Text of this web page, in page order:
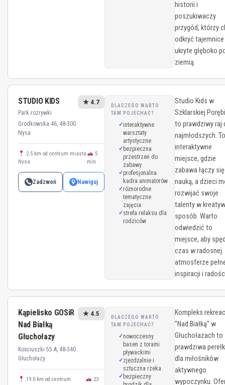
historii i
poszukiwaczy
przygód, którzy
odkryć tajemnice
ukryte głęboko
ziemią.
STUDIO KIDS
Park rozrywki
Grodkowska 46, 48-300
Nysa
★ 4.7
2.5 km od centrum miasta
Nysa
5
min
Zadzwoń Nawiguj
DLACZEGO WARTO
TAM POJECHAĆ?
interaktywne
warsztaty
artystyczne
bezpieczna
przestrzeń do
zabawy
profesjonalna
kadra animatorów
różnorodne
tematyczne
zajęcia
strefa relaksu dla
rodziców
Studio Kids w
Szklarskiej
to prawdziwy raj
najmłodszych.
interaktywne
miejsce, gdzie
zabawa łączy
nauką, a dzieci
rozwijać swoje
talenty w
sposób. Warto
odwiedzić to
miejsce, aby
czas w radosnej
atmosferze
inspiracji i
Kąpielisko GOSiR
Nad Białką
Głuchołazy
Kościuszki 55 A, 48-340
Głuchołazy
★ 4.5
19.0 km od centrum
23
DLACZEGO WARTO
TAM POJECHAĆ?
nowoczesny
basen z torami
pływackimi
zjeżdżalnie i
sztuczna rzeka
bezpieczny
Kompleks
"Nad Białką" w
Głuchołazach to
prawdziwa
dla miłośników
aktywnego
wypoczynku.